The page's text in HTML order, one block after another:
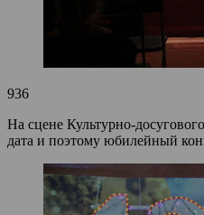
936
На сцене Культурно-
дата и поэтому юбилейный